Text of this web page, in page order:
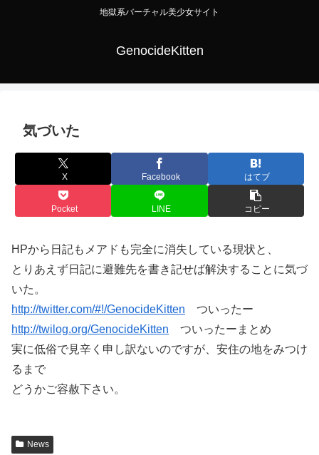
地獄系バーチャル美少女サイト
GenocideKitten
気づいた
X Facebook はてブ
Pocket LINE コピー
HPから日記もメアドも完全に消失している現状と、
とりあえず日記に避難先を書き記せば解決することに気づ
いた。
http://twitter.com/#!/GenocideKitten ついったー
http://twilog.org/GenocideKitten ついったーまとめ
実に低俗で見辛く申し訳ないのですが、安住の地をみつけ
るまで
どうかご容赦下さい。
News